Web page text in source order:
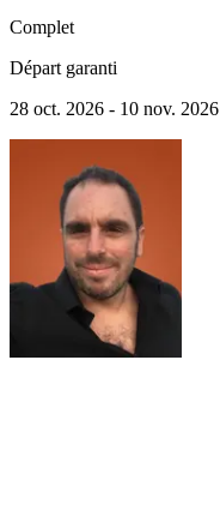
Complet
Départ garanti
28 oct. 2026 - 10 nov. 2026